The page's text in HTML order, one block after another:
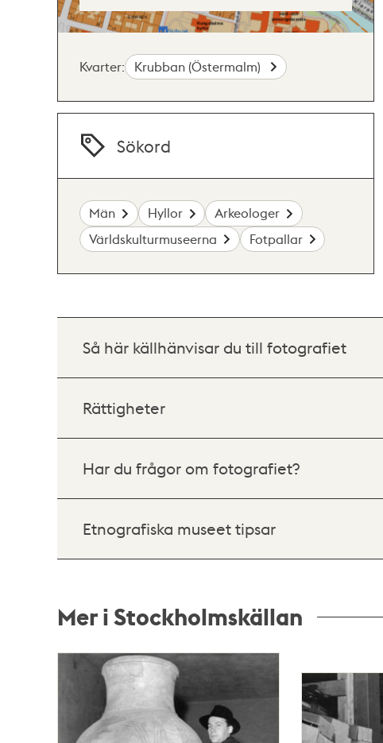
Kvarter: Krubban (Östermalm)
Sökord
Män Hyllor
Arkeologer
Världskulturmuseerna
Fotpallar
Så här källhänvisar du till fotografiet
Rättigheter
Har du frågor om fotografiet?
Etnografiska museet tipsar
Mer i Stockholmskällan
Relaterade
teman